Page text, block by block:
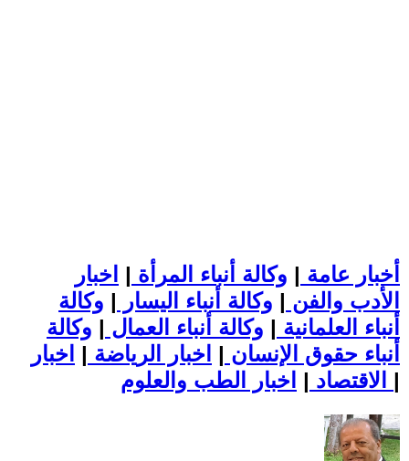
أخبار عامة | وكالة أنباء المرأة | اخبار
الأدب والفن | وكالة أنباء اليسار | وكالة
أنباء العلمانية | وكالة أنباء العمال | وكالة
أنباء حقوق الإنسان | اخبار الرياضة | اخبار
الاقتصاد | |